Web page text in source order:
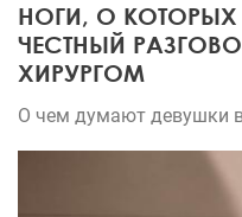
НОГИ, О КОТОРЫХ
ЧЕСТНЫЙ
ХИРУРГОМ
О чем думают девушки